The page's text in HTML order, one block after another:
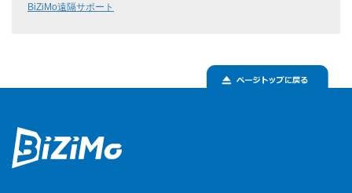
BiZiMo遠隔サポート